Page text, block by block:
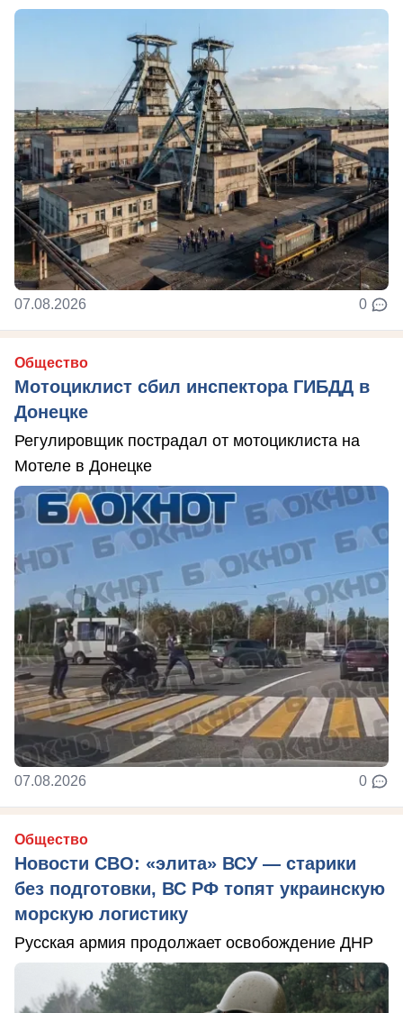
07.08.2026 0
Общество
Мотоциклист сбил инспектора ГИБДД в
Донецке
Регулировщик пострадал от мотоциклиста на
Мотеле в Донецке
07.08.2026 0
Общество
Новости СВО: «элита» ВСУ — старики
без подготовки, ВС РФ топят украинскую
морскую логистику
Русская армия продолжает освобождение ДНР